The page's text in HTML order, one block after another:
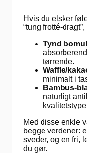
Hvis du elsker
“tung frotté-
Tynd
tørrende.
Waffle/
minimalt i
Bambus-
naturligt
Med disse enkle
begge verdener:
sveder, og en fri,
du gør.